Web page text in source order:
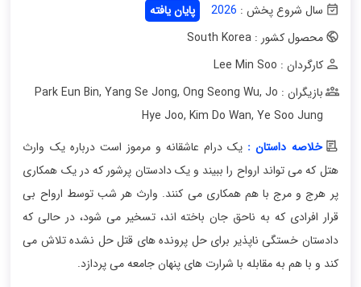
سال شروع پخش : 2026
پایان یافته
محصول کشور : South Korea
کارگردان : Lee Min Soo
بازیگران : Park Eun Bin
, Yang Se Jong, Ong Seong Wu, Jo
Hye Joo, Kim Do Wan, Ye Soo Jung
خلاصه داستان : یک درام عاشقانه و مرموز است درباره یک وارث
هتل که می تواند ارواح را ببیند و یک دادستان پرشور که در یک همکاری
پر هرج و مرج با هم همکاری می کنند. وارث هر شب توسط ارواح بی
قرار افرادی که به ناحق جان باخته اند، تسخیر می شود، در حالی که
دادستان خستگی ناپذیر برای حل پرونده های قتل حل نشده تلاش می
کند و با هم به مقابله با شرارت های پنهان جامعه می پردازد.